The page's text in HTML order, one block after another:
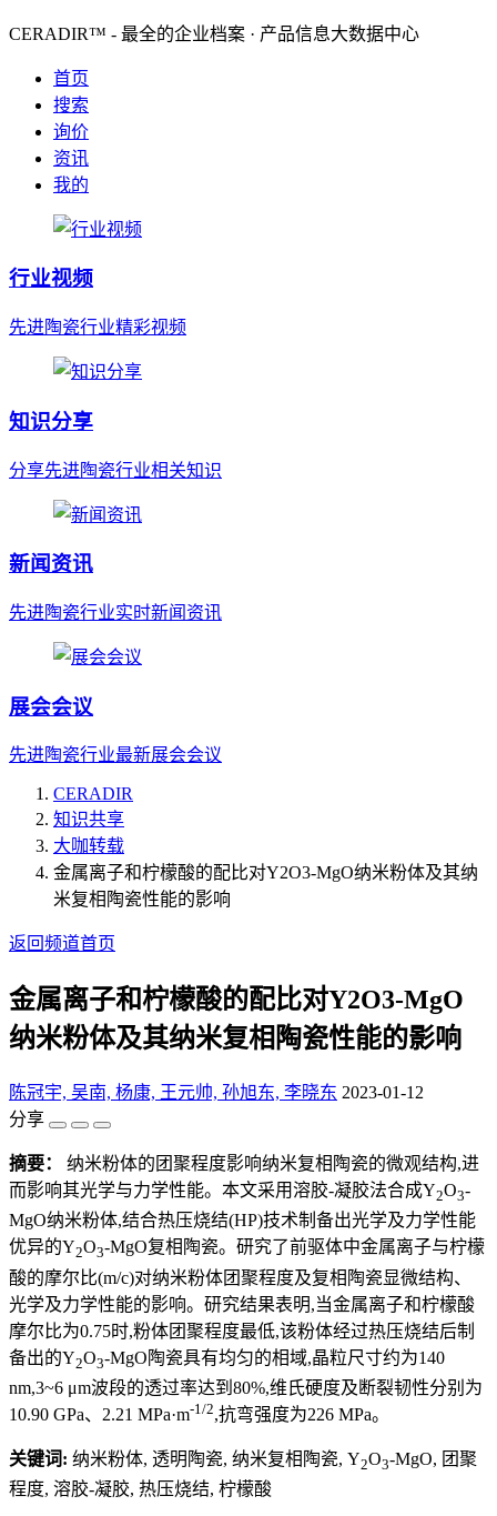
CERADIR™ - 最全的企业档案 · 产品信息大数据中心
首页
搜索
询价
资讯
我的
行业视频
先进陶瓷行业精彩视频
知识分享
分享先进陶瓷行业相关知识
新闻资讯
先进陶瓷行业实时新闻资讯
展会会议
先进陶瓷行业最新展会会议
CERADIR
知识共享
大咖转载
金属离子和柠檬酸的配比对Y2O3-MgO纳米粉体及其纳
米复相陶瓷性能的影响
返回频道首页
金属离子和柠檬酸的配比对Y2O3-MgO
纳米粉体及其纳米复相陶瓷性能的影响
陈冠宇, 吴南, 杨康, 王元帅, 孙旭东, 李晓东 2023-01-12
分享
摘要： 纳米粉体的团聚程度影响纳米复相陶瓷的微观结构,进
而影响其光学与力学性能。本文采用溶胶-凝胶法合成Y2O3-
MgO纳米粉体,结合热压烧结(HP)技术制备出光学及力学性能
优异的Y2O3-MgO复相陶瓷。研究了前驱体中金属离子与柠檬
酸的摩尔比(m/c)对纳米粉体团聚程度及复相陶瓷显微结构、
光学及力学性能的影响。研究结果表明,当金属离子和柠檬酸
摩尔比为0.75时,粉体团聚程度最低,该粉体经过热压烧结后制
备出的Y2O3-MgO陶瓷具有均匀的相域,晶粒尺寸约为140
nm,3~6 μm波段的透过率达到80%,维氏硬度及断裂韧性分别为
10.90 GPa、2.21 MPa·m-1/2,抗弯强度为226 MPa。
关键词: 纳米粉体, 透明陶瓷, 纳米复相陶瓷, Y2O3-MgO, 团聚
程度, 溶胶-凝胶, 热压烧结, 柠檬酸